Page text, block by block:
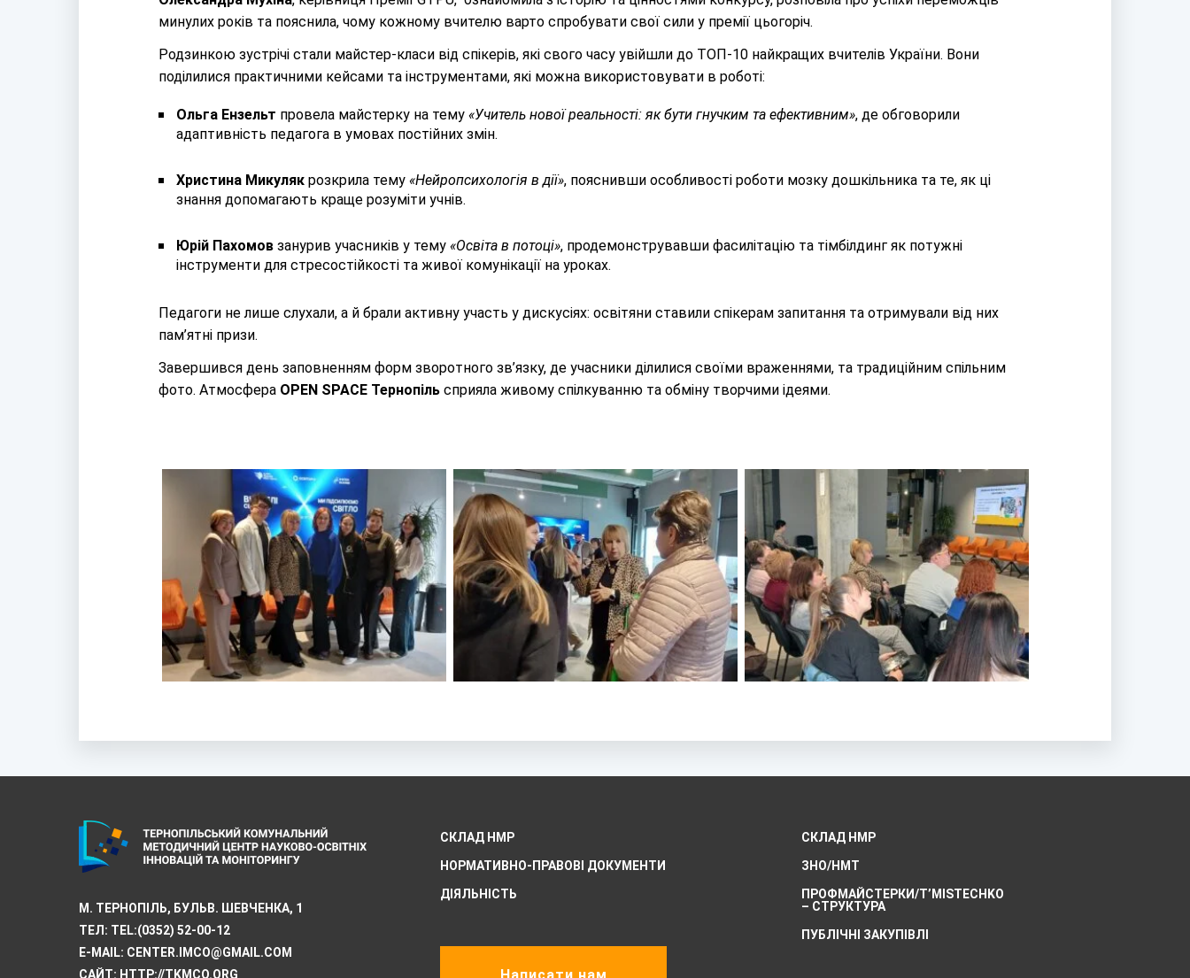
минулих років та пояснила, чому кожному вчителю варто спробувати свої сили у премії цьогоріч.
Родзинкою зустрічі стали майстер-класи від спікерів, які свого часу увійшли до ТОП-10 найкращих вчителів України. Вони
поділилися практичними кейсами та інструментами, які можна використовувати в роботі:
Ольга Ензельт провела майстерку на тему «Учитель нової реальності: як бути гнучким та ефективним», де обговорили
адаптивність педагога в умовах постійних змін.
Христина Микуляк розкрила тему «Нейропсихологія в дії», пояснивши особливості роботи мозку дошкільника та те, як ці
знання допомагають краще розуміти учнів.
Юрій Пахомов занурив учасників у тему «Освіта в потоці», продемонструвавши фасилітацію та тімбілдинг як потужні
інструменти для стресостійкості та живої комунікації на уроках.
Педагоги не лише слухали, а й брали активну участь у дискусіях: освітяни ставили спікерам запитання та отримували від них
пам’ятні призи.
Завершився день заповненням форм зворотного зв’язку, де учасники ділилися своїми враженнями, та традиційним спільним
фото. Атмосфера OPEN SPACE Тернопіль сприяла живому спілкуванню та обміну творчими ідеями.
М. ТЕРНОПІЛЬ, БУЛЬВ. ШЕВЧЕНКА, 1
ТЕЛ: TEL:(0352) 52-00-12
E-MAIL: CENTER.IMCO@GMAIL.COM
САЙТ: HTTP://TKMCО.ORG
СКЛАД НМР
НОРМАТИВНО-ПРАВОВІ ДОКУМЕНТИ
ДІЯЛЬНІСТЬ
СКЛАД НМР
ЗНО/НМТ
ПРОФМАЙСТЕРКИ/T’MISTECHKO
– CТРУКТУРА
ПУБЛІЧНІ ЗАКУПІВЛІ